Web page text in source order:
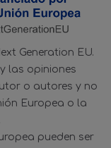
Generation EU.
las opiniones
o autores y no
Europea o la
pueden ser